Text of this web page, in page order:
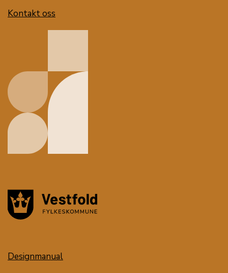
Kontakt oss
Designmanual